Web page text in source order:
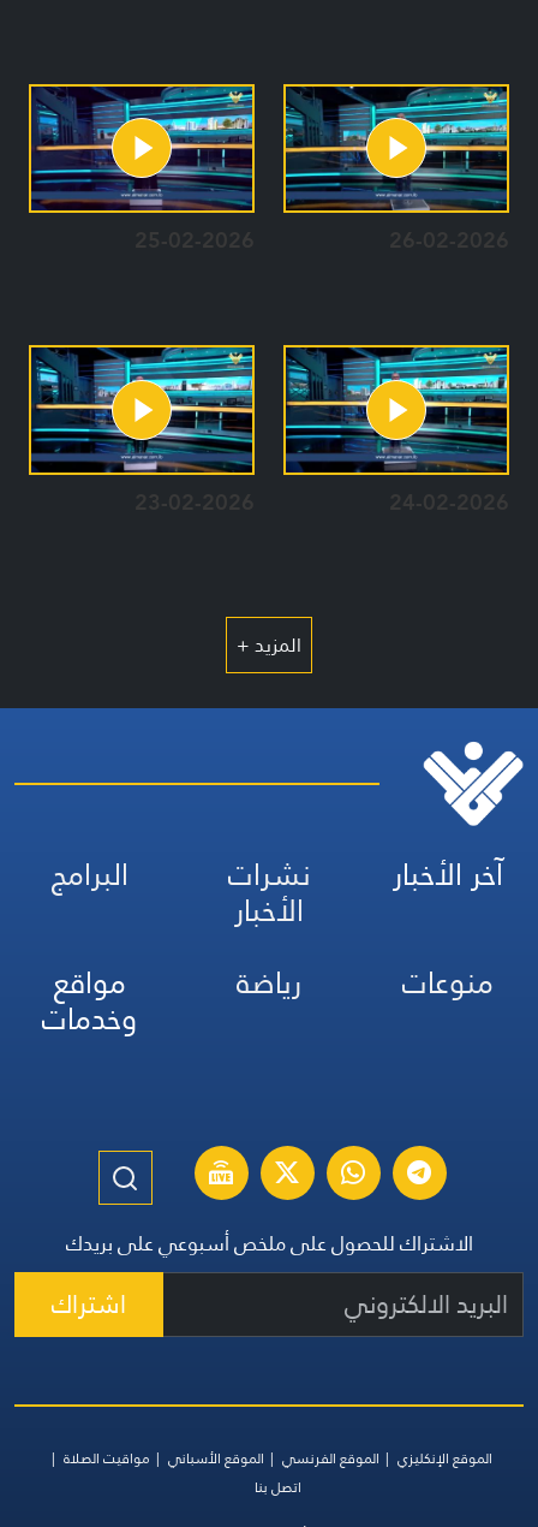
26-02-2026
25-02-2026
24-02-2026
23-02-2026
المزيد +
آخر الأخبار نشرات
الأخبار
البرامج
منوعات
رياضة مواقع
وخدمات
الاشتراك للحصول على ملخص أسبوعي على بريدك
اشتراك
الموقع الإنكليزي الموقع الفرنسي الموقع الأسباني
مواقيت الصلاة
اتصل بنا